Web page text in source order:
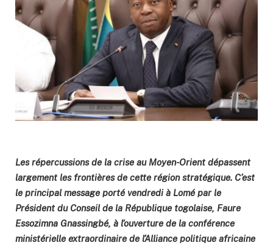
Les répercussions de la crise au Moyen-Orient dépassent
largement les frontières de cette région stratégique. C’est
le principal message porté vendredi à Lomé par le
Président du Conseil de la République togolaise, Faure
Essozimna Gnassingbé, à l’ouverture de la conférence
ministérielle extraordinaire de l’Alliance politique africaine